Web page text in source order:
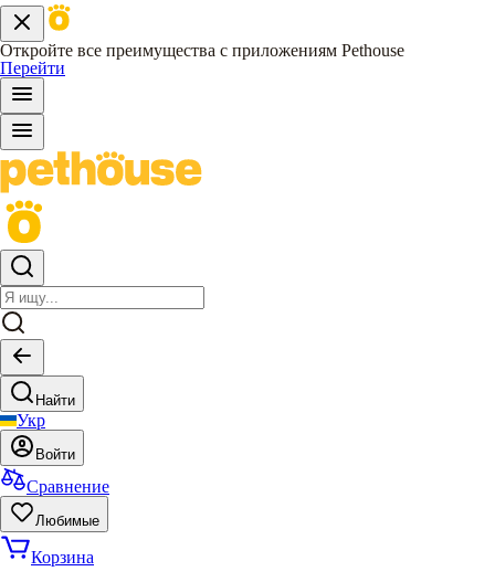
Откройте все преимущества с приложениям Pethouse
Перейти
Найти
Укр
Войти
Сравнение
Любимые
Корзина